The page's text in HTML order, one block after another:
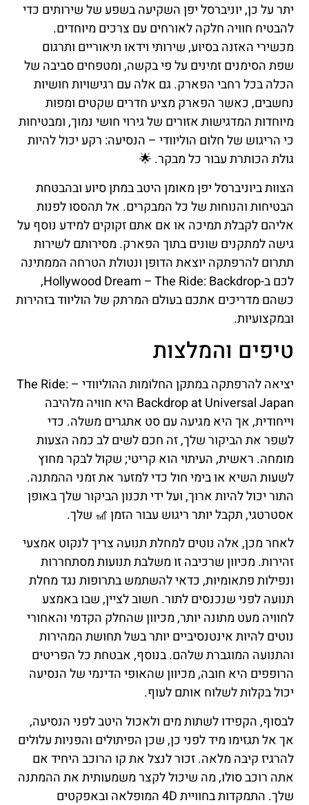
יתר על כן, יוניברסל יפן השקיעה בשפע של שירותים כדי
להבטיח חוויה חלקה לאורחים עם צרכים מיוחדים.
מכשירי האזנה בסיוע, שירותי וידאו תיאוריים ותרגום
שפת הסימנים זמינים על פי בקשה, ומטפחים סביבה של
הכלה בכל רחבי הפארק. גם אלה עם רגישויות חושיות
נחשבים, כאשר הפארק מציע חדרים שקטים ומפות
מיוחדות המדגישות אזורים של גירוי חושי נמוך, ומבטיחות
כי הריגוש של חלום הוליוודי – הנסיעה: רקע יכול להיות
גולת הכותרת עבור כל מבקר. 🌟
הצוות ביוניברסל יפן מאומן היטב במתן סיוע ובהבטחת
הבטיחות והנוחות של כל המבקרים. אל תהססו לפנות
אליהם לקבלת תמיכה או אם אתם זקוקים למידע נוסף על
גישה למתקנים שונים בתוך הפארק. מסירותם לשירות
תתרום להרפתקה יוצאת הדופן ונטולת הטרחה הממתינה
לכם ב-Hollywood Dream – The Ride: Backdrop,
כשהם מדריכים אתכם בעולם המרתק של הוליווד בזהירות
ובמקצועיות.
טיפים והמלצות
יציאה להרפתקה במתקן החלומות ההוליוודי – The Ride:
Backdrop at Universal Japan היא חוויה מלהיבה
וייחודית, אך היא מגיעה עם סט אתגרים משלה. כדי
לשפר את הביקור שלך, זה חכם לשים לב כמה הצעות
מומחה. ראשית, העיתוי הוא קריטי; שקול לבקר מחוץ
לשעות השיא או בימי חול כדי למזער את זמני ההמתנה.
התור יכול להיות ארוך, ועל ידי תכנון הביקור שלך באופן
אסטרטגי, תקבל יותר ריגוש עבור הזמן 🎢 שלך.
לאחר מכן, אלה נוטים למחלת תנועה צריך לנקוט אמצעי
זהירות. מכיוון שרכיבה זו משלבת תנועות מסתחררות
ונפילות פתאומיות, כדאי להשתמש בתרופות נגד מחלת
תנועה לפני שנכנסים לתור. חשוב לציין, שבו באמצע
לחוויה מעט מתונה יותר, מכיוון שהחלק הקדמי והאחורי
נוטים להיות אינטנסיביים יותר בשל תחושת המהירות
והתנועה המוגברת שלהם. בנוסף, אבטחת כל הפריטים
הרופפים היא חובה, מכיוון שהאופי הדינמי של הנסיעה
יכול בקלות לשלוח אותם לעוף.
לבסוף, הקפידו לשתות מים ולאכול היטב לפני הנסיעה,
אך אל תגזימו מיד לפני כן, שכן הפיתולים והפניות עלולים
להרגיז קיבה מלאה. זכור לנצל את קו הרוכב היחיד אם
אתה רוכב סולו, מה שיכול לקצר משמעותית את ההמתנה
שלך. התמקדות בחוויית 4D המופלאה ובאפקטים